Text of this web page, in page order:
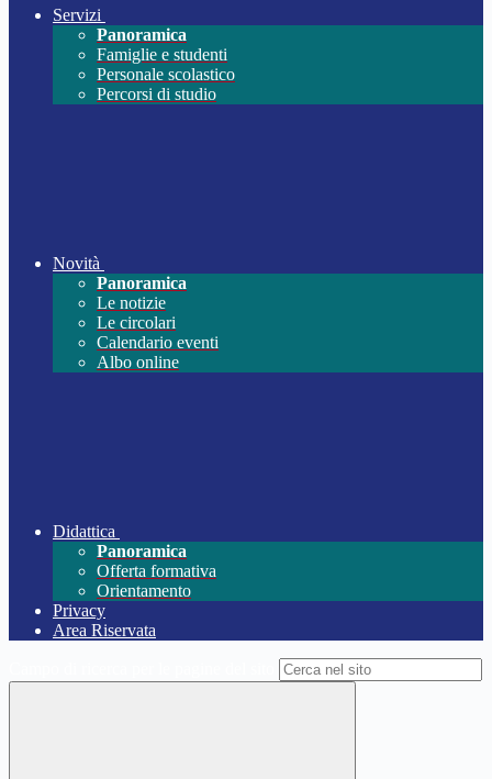
Servizi
Panoramica
Famiglie e studenti
Personale scolastico
Percorsi di studio
Novità
Panoramica
Le notizie
Le circolari
Calendario eventi
Albo online
Didattica
Panoramica
Offerta formativa
Orientamento
Privacy
Area Riservata